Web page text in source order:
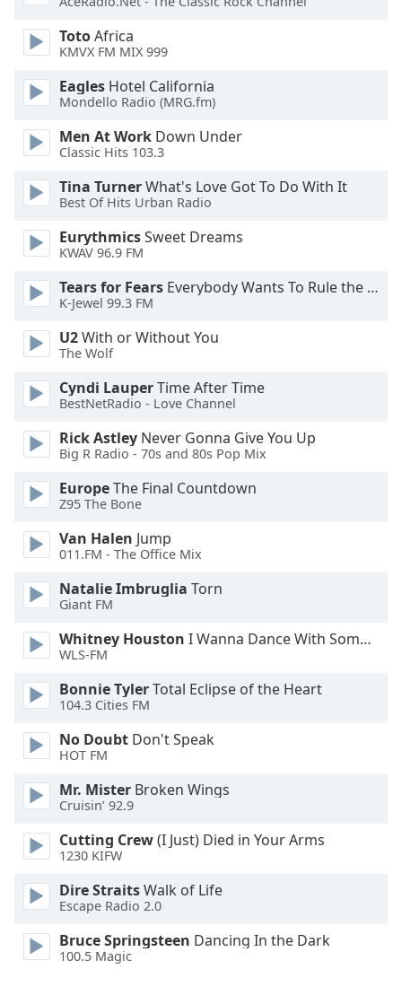
Opacity
Caption
Area
Background
Color
Opacity
Font
Edge
Style
Family
Reset
Done
Close
Modal
Dialog
window.
TotoAfrica
KMVX FM MIX 999
Eagles Hotel California
Mondello Radio (MRG.fm)
Men At Work Down Under
Classic Hits 103.3
Tina TurnerWhat's Love Got To Do With It
Best Of Hits Urban Radio
EurythmicsSweet Dreams
KWAV 96.9 FM
Tears for Fears Everybody Wants To Rule the World
K-Jewel 99.3 FM
U2With or Without You
The Wolf
Cyndi LauperTime After Time
BestNetRadio - Love Channel
Rick Astley Never Gonna Give You Up
Big R Radio - 70s and 80s Pop Mix
EuropeThe Final Countdown
Z95 The Bone
Van Halen Jump
011.FM - The Office Mix
Natalie Imbruglia Torn
Giant FM
Whitney Houston I Wanna Dance With Somebody
WLS-FM
Bonnie TylerTotal Eclipse of the Heart
104.3 Cities FM
No Doubt Don't Speak
HOT FM
Mr. Mister Broken Wings
Cruisin’ 92.9
Cutting Crew(I Just) Died in Your Arms
1230 KIFW
Dire StraitsWalk of Life
Escape Radio 2.0
Bruce Springsteen Dancing In the Dark
100.5 Magic